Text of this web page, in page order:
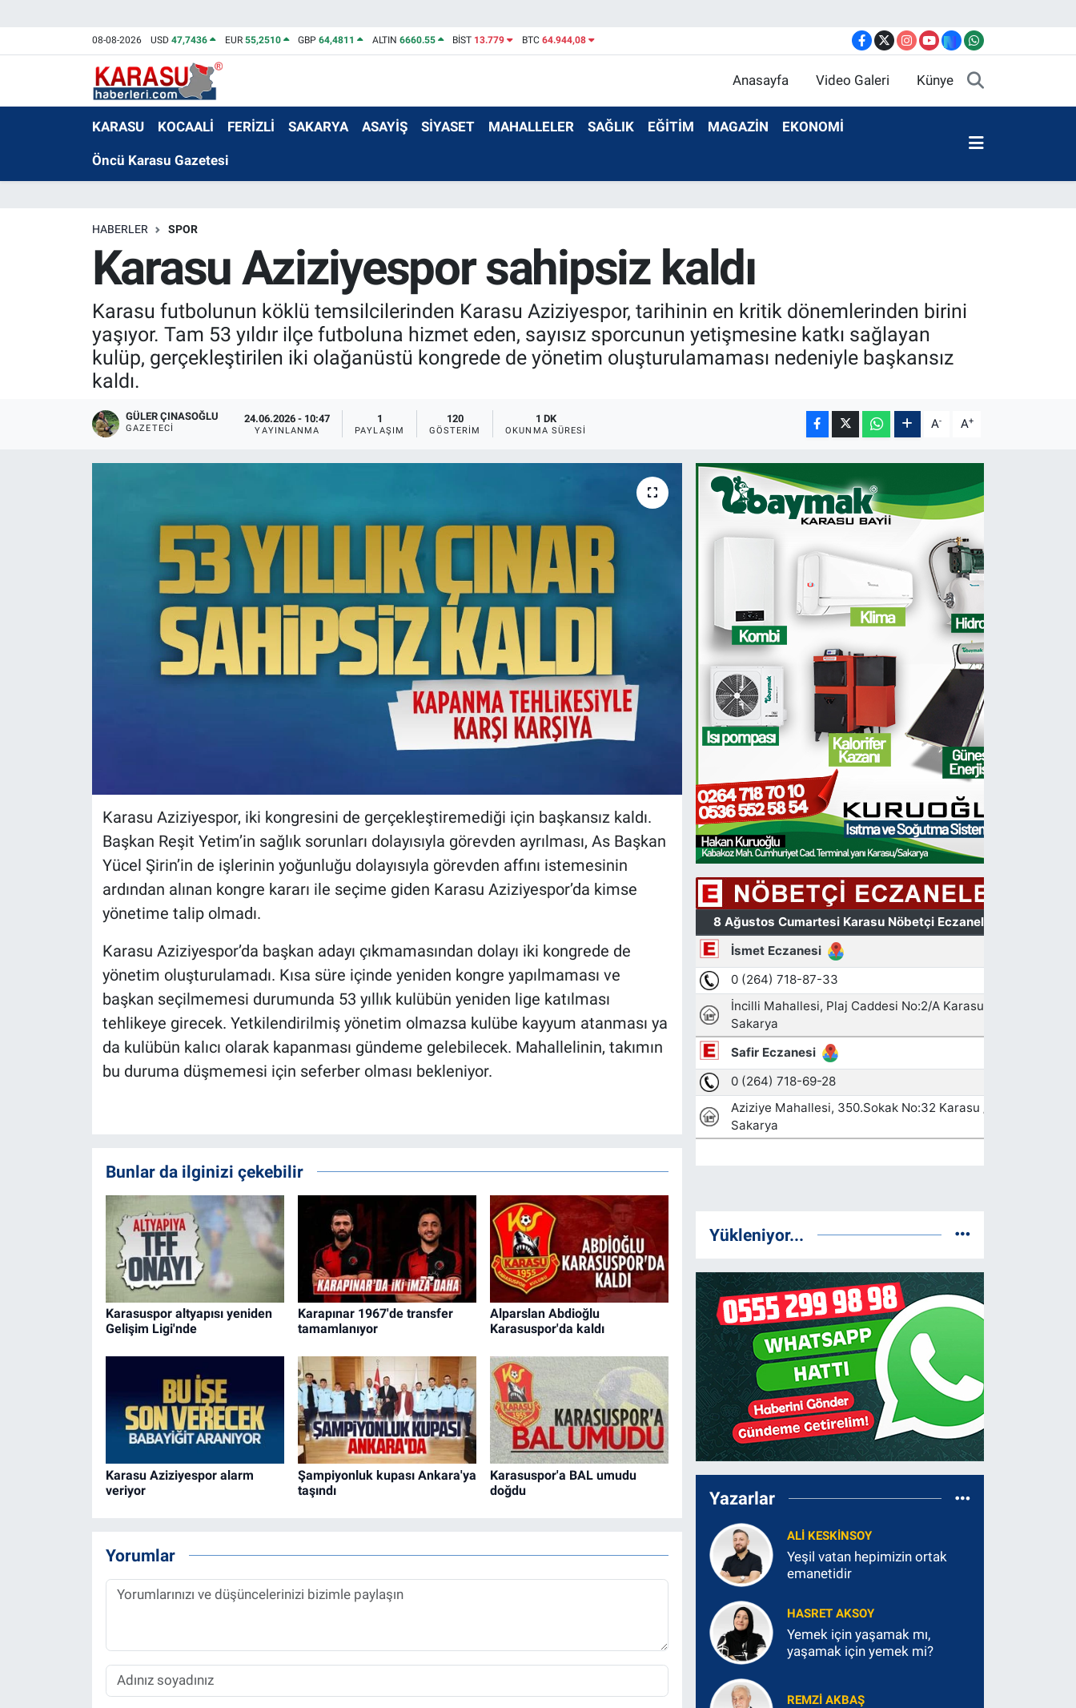
08-08-2026 USD47,7436 EUR 55,2510 GBP64,4811 ALTIN 6660.55 BİST 13.779 BTC 64.944,08
Anasayfa Video Galeri Künye
KARASU KOCAALİ FERİZLİ SAKARYA ASAYİŞ SİYASET MAHALLELER SAĞLIK EĞİTİM MAGAZİN EKONOMİ
Öncü Karasu Gazetesi
HABERLER SPOR
Karasu Aziziyespor sahipsiz kaldı
Karasu futbolunun köklü temsilcilerinden Karasu Aziziyespor, tarihinin en kritik dönemlerinden birini
yaşıyor. Tam 53 yıldır ilçe futboluna hizmet eden, sayısız sporcunun yetişmesine katkı sağlayan
kulüp, gerçekleştirilen iki olağanüstü kongrede de yönetim oluşturulamaması nedeniyle başkansız
kaldı.
GÜLER ÇINASOĞLU
GAZETECI
24.06.2026 - 10:47
YAYINLANMA
1
PAYLAŞIM
120
GÖSTERIM
1 DK
OKUNMA SÜRESI A- A+
Karasu Aziziyespor, iki kongresini de gerçekleştiremediği için başkansız kaldı.
Başkan Reşit Yetim’in sağlık sorunları dolayısıyla görevden ayrılması, As Başkan
Yücel Şirin’in de işlerinin yoğunluğu dolayısıyla görevden affını istemesinin
ardından alınan kongre kararı ile seçime giden Karasu Aziziyespor’da kimse
yönetime talip olmadı.
Karasu Aziziyespor’da başkan adayı çıkmamasından dolayı iki kongrede de
yönetim oluşturulamadı. Kısa süre içinde yeniden kongre yapılmaması ve
başkan seçilmemesi durumunda 53 yıllık kulübün yeniden lige katılması
tehlikeye girecek. Yetkilendirilmiş yönetim olmazsa kulübe kayyum atanması ya
da kulübün kalıcı olarak kapanması gündeme gelebilecek. Mahallelinin, takımın
bu duruma düşmemesi için seferber olması bekleniyor.
Bunlar da ilginizi çekebilir
Karasuspor altyapısı yeniden
Gelişim Ligi'nde
Karapınar 1967'de transfer
tamamlanıyor
Alparslan Abdioğlu
Karasuspor'da kaldı
Karasu Aziziyespor alarm
veriyor
Şampiyonluk kupası Ankara'ya
taşındı
Karasuspor'a BAL umudu
doğdu
Yorumlar
Yükleniyor...
Yazarlar
ALI KESKINSOY
Yeşil vatan hepimizin ortak
emanetidir
HASRET AKSOY
Yemek için yaşamak mı,
yaşamak için yemek mi?
REMZI AKBAŞ